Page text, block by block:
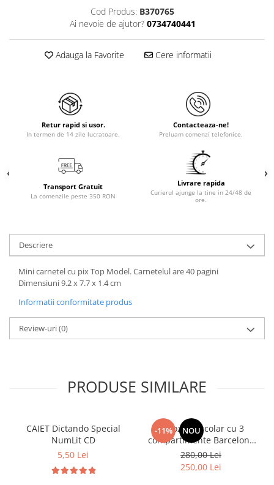
Cod Produs: B370765
Ai nevoie de ajutor? 0734740441
Adauga la Favorite Cere informatii
Retur rapid si usor.
In termen de 14 zile lucratoare.
Contacteaza-ne!
Preluam comenzi telefonice.
Transport Gratuit
La comenzile peste 350 RON
Livrare rapida
Curierul ajunge la tine in 24/48 de
ore.
Descriere
Mini carnetel cu pix Top Model. Carnetelul are 40 pagini
Dimensiuni 9.2 x 7.7 x 1.4 cm
Informatii conformitate produs
Review-uri(0)
PRODUSE SIMILARE
CAIET Dictando Special
NumLit CD
5,50 Lei
-11% NOU
Ghiozdan școlar cu 3
compartimente Barcelona
AB340 Astrabag
albastru/rosu
280,00 Lei
250,00 Lei